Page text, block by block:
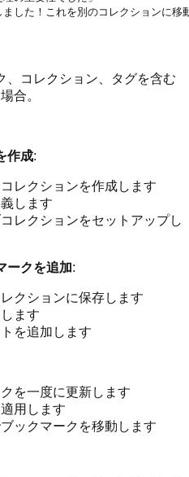
、コレクション、タグを含む
合。
作成:
レクションを作成します
します
レクションをセットアップし
ークを追加:
クションに保存します
ます
を追加します
を一度に更新します
用します
ックマークを移動します